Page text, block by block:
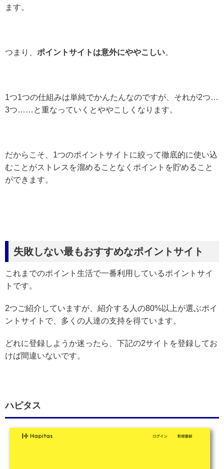
ます。
つまり、 ポイントサイトは意外にややこしい。
1つ1つの仕組みは単純でかんたんなのですが、それが2つ…
3つ……と重なっていくとややこしくなります。
だからこそ、1つのポイントサイトに絞って徹底的に使い込
むことがストレスを溜めることなくポイントを貯めること
ができます。
失敗しない最もおすすめなポイントサイト
これまでのポイント生活で一番利用しているポイントサイ
トです。
2つご紹介していますが、紹介する人の80%以上が選ぶポイ
ントサイトで、多くの人達の支持を得ています。
どれに登録しようか迷ったら、下記の2サイトを登録してお
けば間違いないです。
ハピタス